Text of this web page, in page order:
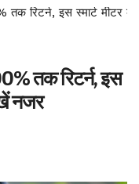
तक रिटर्न, इस स्मार्ट मीटर
तक रिटर्न, इस
नजर